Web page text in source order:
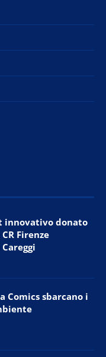
innovativo donato
Firenze
Comics sbarcano i